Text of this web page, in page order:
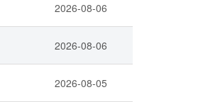
2026-08-06
2026-08-06
2026-08-05